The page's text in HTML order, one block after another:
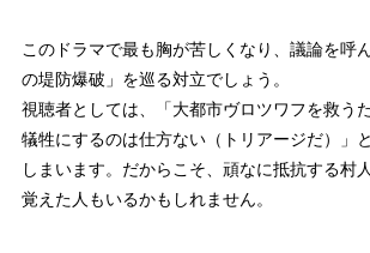
このドラマで最も胸が苦しくなり、議論を呼
の堤防爆破」を巡る対立でしょう。
視聴者としては、「大都市ヴロツワフを救う
犠牲にするのは仕方ない（トリアージだ）」
しまいます。だからこそ、頑なに抵抗する村
覚えた人もいるかもしれません。